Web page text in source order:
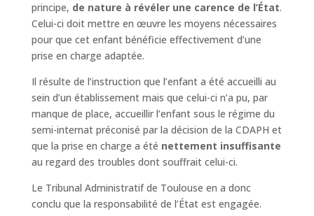
principe, de nature à révéler une carence de l’État.
Celui-ci doit mettre en œuvre les moyens nécessaires
pour que cet enfant bénéficie effectivement d’une
prise en charge adaptée.
Il résulte de l’instruction que l’enfant a été accueilli au
sein d’un établissement mais que celui-ci n’a pu, par
manque de place, accueillir l’enfant sous le régime du
semi-internat préconisé par la décision de la CDAPH et
que la prise en charge a été nettement insuffisante
au regard des troubles dont souffrait celui-ci.
Le Tribunal Administratif de Toulouse en a donc
conclu que la responsabilité de l’État est engagée.